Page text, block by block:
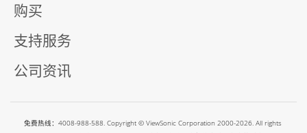
购买
支持服务
公司资讯
免费热线：4008-988-588. Copyright © ViewSonic Corporation 2000-2026. All rights